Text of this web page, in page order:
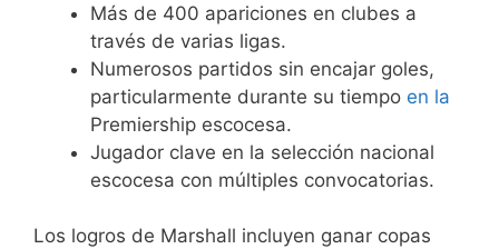
Más de 400 apariciones en clubes a
través de varias ligas.
Numerosos partidos sin encajar goles,
particularmente durante su tiempo en la
Premiership escocesa.
Jugador clave en la selección nacional
escocesa con múltiples convocatorias.
Los logros de Marshall incluyen ganar copas